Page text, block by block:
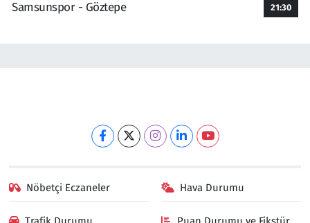
Samsunspor - Göztepe
21:30
Nöbetçi Eczaneler Hava Durumu